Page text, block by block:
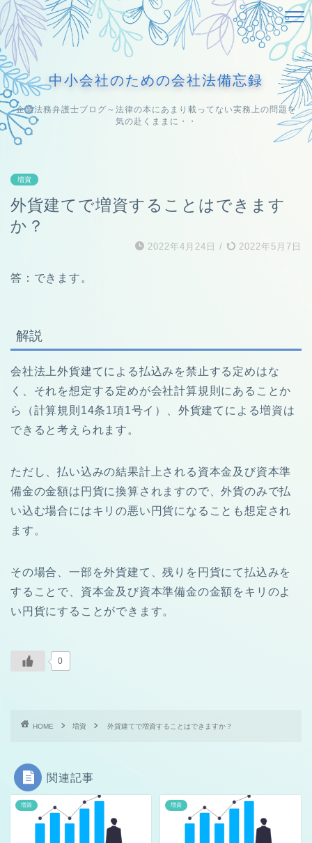
中小会社のための会社法備忘録
企業法務弁護士ブログ～法律の本にあまり載ってない実務上の問題を
気の赴くままに・・
増資
外貨建てで増資することはできます
か？
2022年4月24日 / 2022年5月7日
答：できます。
解説
会社法上外貨建てによる払込みを禁止する定めはな
く、それを想定する定めが会社計算規則にあることか
ら（計算規則14条1項1号イ）、外貨建てによる増資は
できると考えられます。
ただし、払い込みの結果計上される資本金及び資本準
備金の金額は円貨に換算されますので、外貨のみで払
い込む場合にはキリの悪い円貨になることも想定され
ます。
その場合、一部を外貨建て、残りを円貨にて払込みを
することで、資本金及び資本準備金の金額をキリのよ
い円貨にすることができます。
0
HOME 増資 外貨建てで増資することはできますか？
関連記事
増資 増資